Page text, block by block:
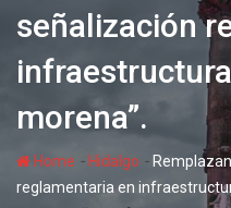
señalización
morena”.
Home - Hidalgo -
reglamentaria en